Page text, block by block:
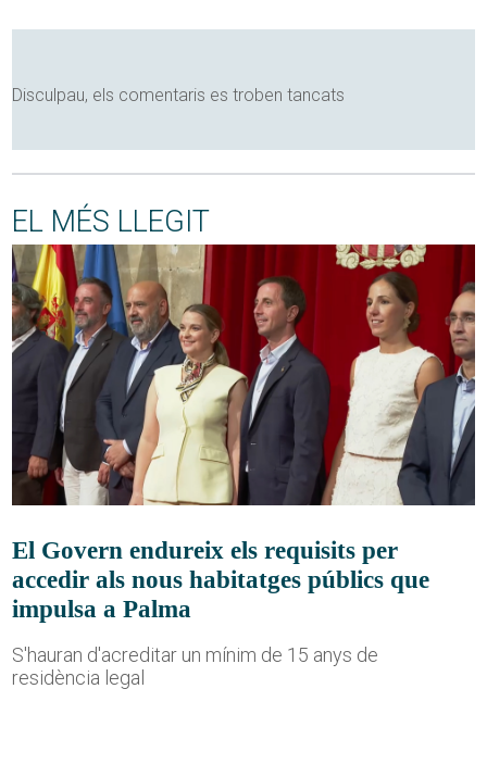
Disculpau, els comentaris es troben tancats
EL MÉS LLEGIT
El Govern endureix els requisits per
accedir als nous habitatges públics que
impulsa a Palma
S'hauran d'acreditar un mínim de 15 anys de
residència legal